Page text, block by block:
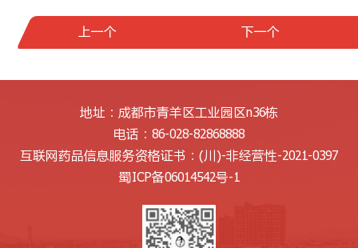
上一个 下一个
地址：成都市青羊区工业园区n36栋
电话：86-028-82868888
互联网药品信息服务资格证书： (川)-非经营性-2021-0397
蜀ICP备06014542号-1